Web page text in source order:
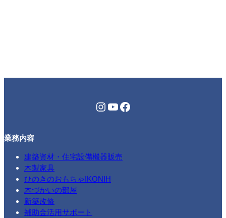
Instagram YouTube Facebook
業務内容
建築資材・住宅設備機器販売
木製家具
ひのきのおもちゃIKONIH
木づかいの部屋
新築改修
補助金活用サポート